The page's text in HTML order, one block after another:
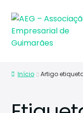
Início Artigo